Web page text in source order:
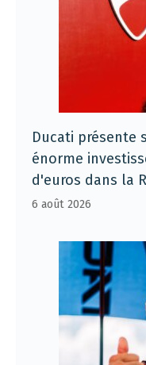
Ducati présente
énorme
d'euros dans la
6 août 2026